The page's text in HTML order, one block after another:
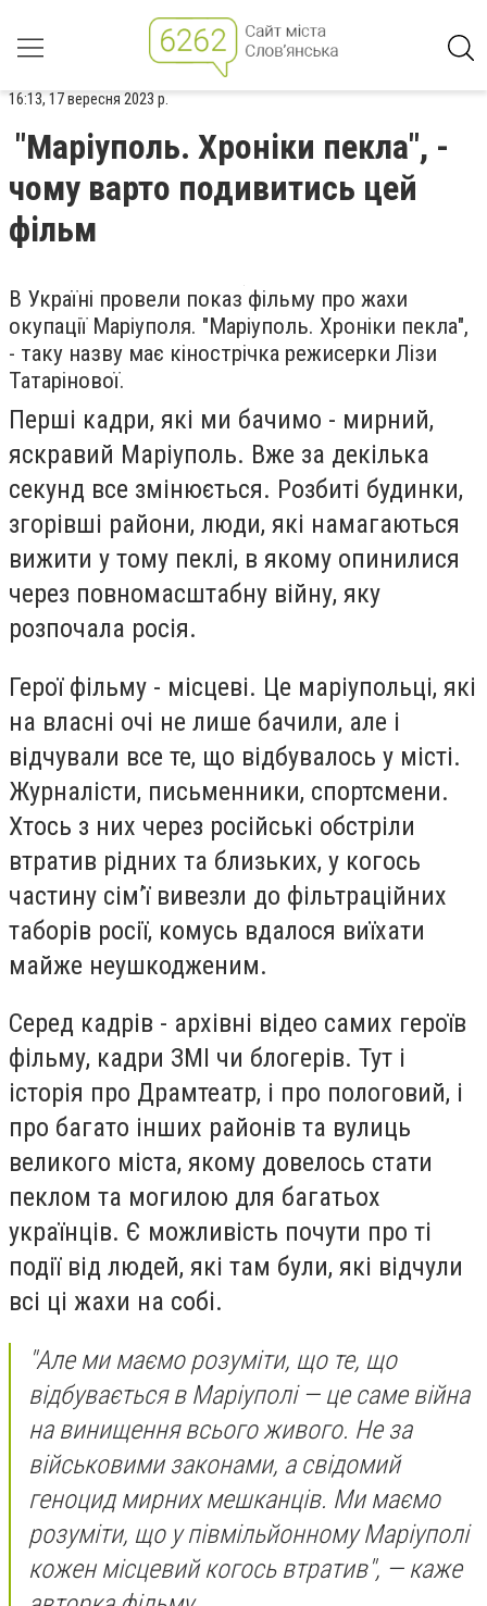
16:13, 17 вересня 2023 р.
"Маріуполь. Хроніки пекла", -
чому варто подивитись цей
фільм
В Україні провели показ фільму про жахи
окупації Маріуполя. "Маріуполь. Хроніки пекла",
- таку назву має кінострічка режисерки Лізи
Татарінової.
Перші кадри, які ми бачимо - мирний,
яскравий Маріуполь. Вже за декілька
секунд все змінюється. Розбиті будинки,
згорівші райони, люди, які намагаються
вижити у тому пеклі, в якому опинилися
через повномасштабну війну, яку
розпочала росія.
Герої фільму - місцеві. Це маріупольці, які
на власні очі не лише бачили, але і
відчували все те, що відбувалось у місті.
Журналісти, письменники, спортсмени.
Хтось з них через російські обстріли
втратив рідних та близьких, у когось
частину сім’ї вивезли до фільтраційних
таборів росії, комусь вдалося виїхати
майже неушкодженим.
Серед кадрів - архівні відео самих героїв
фільму, кадри ЗМІ чи блогерів. Тут і
історія про Драмтеатр, і про пологовий, і
про багато інших районів та вулиць
великого міста, якому довелось стати
пеклом та могилою для багатьох
українців. Є можливість почути про ті
події від людей, які там були, які відчули
всі ці жахи на собі.
"Але ми маємо розуміти, що те, що
відбувається в Маріуполі — це саме війна
на винищення всього живого. Не за
військовими законами, а свідомий
геноцид мирних мешканців. Ми маємо
розуміти, що у півмільйонному Маріуполі
кожен місцевий когось втратив", — каже